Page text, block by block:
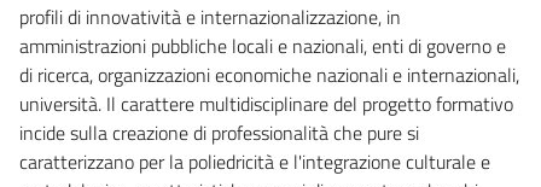
profili di innovatività e internazionalizzazione, in
amministrazioni pubbliche locali e nazionali, enti di governo e
di ricerca, organizzazioni economiche nazionali e internazionali,
università. Il carattere multidisciplinare del progetto formativo
incide sulla creazione di professionalità che pure si
caratterizzano per la poliedricità e l'integrazione culturale e